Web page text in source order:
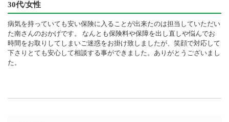
30代/女性
病気を持っていても安い保険に入ることが出来たのは担当していただい
た南さんのおかげです。 なんとも保険料や保障を出し直しや悩んでお
時間をお取りしてしまいご迷惑をお掛け致しましたが、笑顔で対応して
下さりとても安心して相談する事ができました。ありがとうございまし
た。